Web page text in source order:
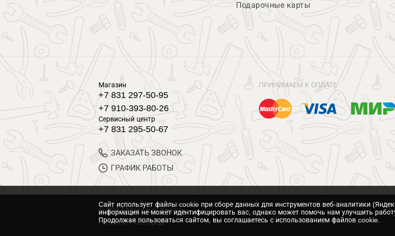
Подарочные карты
Магазин
+7 831 297-50-95
+7 910-393-80-26
Сервисный центр
+7 831 295-50-67
ЗАКАЗАТЬ ЗВОНОК
ГРАФИК РАБОТЫ
ПРИНИМАЕМ К ОПЛАТЕ
© 2017 Магазин Хозяин
Нижний Новгород
Cайт использует файлы cookie при сборе данных для инструментов веб-аналитики
информация не может идентифицировать вас, однако может помочь нам улучшить
Продолжая пользоваться сайтом, вы соглашаетесь с использованием файлов cookie.